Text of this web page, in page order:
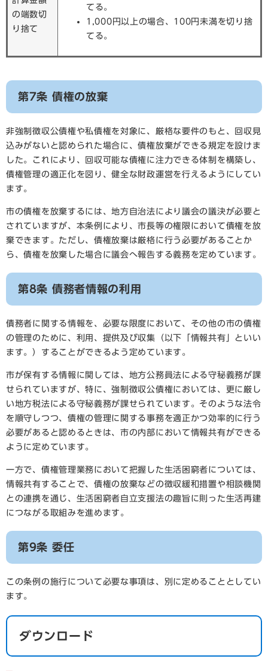
の端数切
り捨て
てる。
1,000円以上の場合、100円未満を切り捨
てる。
第7条 債権の放棄
非強制徴収公債権や私債権を対象に、厳格な要件のもと、回収見
込みがないと認められた場合に、債権放棄ができる規定を設けま
した。これにより、回収可能な債権に注力できる体制を構築し、
債権管理の適正化を図り、健全な財政運営を行えるようにしてい
ます。
市の債権を放棄するには、地方自治法により議会の議決が必要と
されていますが、本条例により、市長等の権限において債権を放
棄できます。ただし、債権放棄は厳格に行う必要があることか
ら、債権を放棄した場合に議会へ報告する義務を定めています。
第8条 債務者情報の利用
債務者に関する情報を、必要な限度において、その他の市の債権
の管理のために、利用、提供及び収集（以下「情報共有」といい
ます。）することができるよう定めています。
市が保有する情報に関しては、地方公務員法による守秘義務が課
せられていますが、特に、強制徴収公債権においては、更に厳し
い地方税法による守秘義務が課せられています。そのような法令
を順守しつつ、債権の管理に関する事務を適正かつ効率的に行う
必要があると認めるときは、市の内部において情報共有ができる
ように定めています。
一方で、債権管理業務において把握した生活困窮者については、
情報共有することで、債権の放棄などの徴収緩和措置や相談機関
との連携を通じ、生活困窮者自立支援法の趣旨に則った生活再建
につながる取組みを進めます。
第9条 委任
この条例の施行について必要な事項は、別に定めることとしてい
ます。
ダウンロード